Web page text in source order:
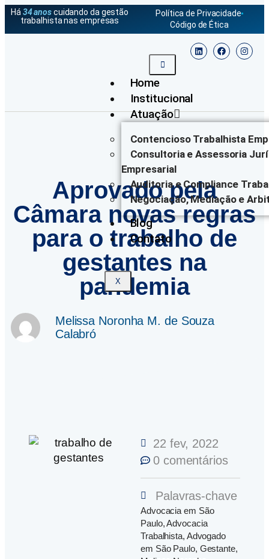
Há 34 anoscuidando da gestão
trabalhista nas empresas
Política de Privacidade
Código de Ética
Home
Institucional
Atuação
Contencioso Trabalhista
Consultoria e Assessoria
Empresarial
Auditoria e Compliance
Negociação, Mediação e
Blog
Contato
X
Aprovado pela
Câmara novas regras
para o trabalho de
gestantes na
pandemia
Melissa Noronha M. de Souza
Calabró
22 fev, 2022
0 comentários
Palavras-chave
Advocacia em São
Paulo,Advocacia
Trabalhista, Advogado
em São Paulo, Gestante,